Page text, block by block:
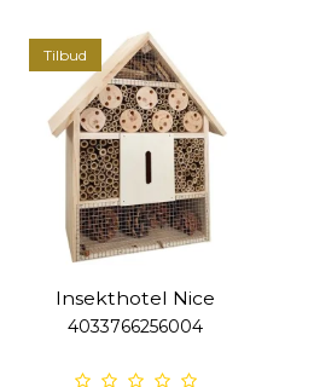
Tilbud
Insekthotel Nice
4033766256004